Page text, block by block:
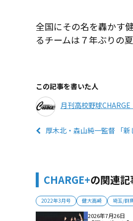
全国にその名を轟かす
るチームは７年ぶりの
この記事を書いた人
月刊高校野球CHARGE
厚木北・森山純一監督 「
CHARGE+の関連記
2022年3月号 健大高崎 埼玉/群
2026年7月26日